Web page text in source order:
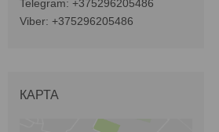
+375296205486
+375296205486
КАРТА